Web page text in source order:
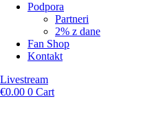
Podpora
Partneri
2% z dane
Fan Shop
Kontakt
Livestream
€0.00 0 Cart